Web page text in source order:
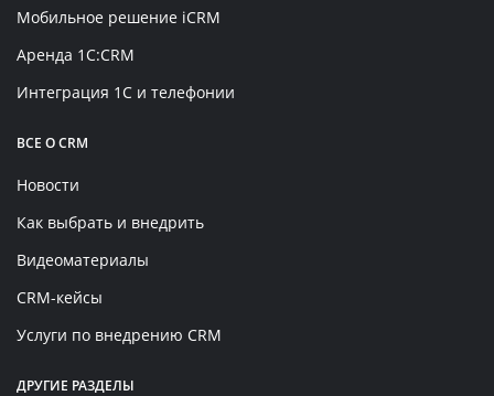
Мобильное решение iCRM
Аренда 1C:CRM
Интеграция 1С и телефонии
ВСЕ О CRM
Новости
Как выбрать и внедрить
Видеоматериалы
CRM-кейсы
Услуги по внедрению CRM
ДРУГИЕ РАЗДЕЛЫ